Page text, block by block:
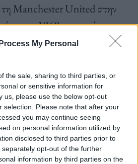
My Personal
the sale, sharing to third parties, or
or sensitive information for
us, please use the below opt-out
selection. Please note that after your
you may continue seeing
on personal information utilized by
disclosed to third parties prior to
opt-out of the further
information by third parties on the
Manchester United στην
το 1968, πετυχαίνοντας
του Γουέμπλεϊ, όπου οι
την Μπενφίκα με 4-1 στην
παρέμεινε στη
μέχρι το 1973 πριν
όπου πέρασε δύο χρόνια
Ακολούθησαν σύντομα
Ιρλανδία και την Αυστραλία
αποσύρθηκε οριστικά από